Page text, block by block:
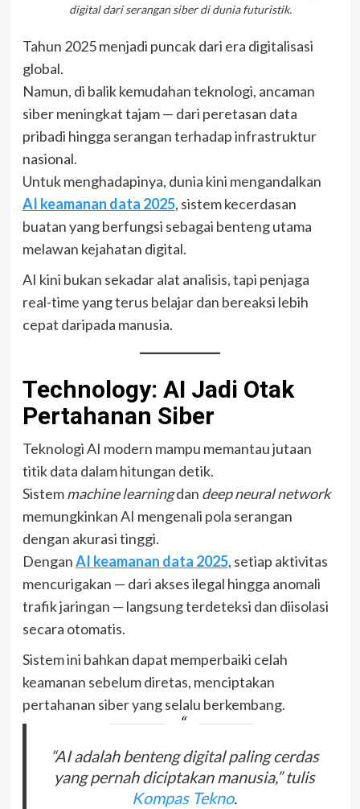
digital dari serangan siber di dunia futuristik.
Tahun 2025 menjadi puncak dari era digitalisasi
global.
Namun, di balik kemudahan teknologi, ancaman
siber meningkat tajam — dari peretasan data
pribadi hingga serangan terhadap infrastruktur
nasional.
Untuk menghadapinya, dunia kini mengandalkan
AI keamanan data 2025, sistem kecerdasan
buatan yang berfungsi sebagai benteng utama
melawan kejahatan digital.
AI kini bukan sekadar alat analisis, tapi penjaga
real-time yang terus belajar dan bereaksi lebih
cepat daripada manusia.
Technology: AI Jadi Otak
Pertahanan Siber
Teknologi AI modern mampu memantau jutaan
titik data dalam hitungan detik.
Sistemmachine learningdan deep neural network
memungkinkan AI mengenali pola serangan
dengan akurasi tinggi.
DenganAI keamanan data 2025, setiap aktivitas
mencurigakan — dari akses ilegal hingga anomali
trafik jaringan — langsung terdeteksi dan diisolasi
secara otomatis.
Sistem ini bahkan dapat memperbaiki celah
keamanan sebelum diretas, menciptakan
pertahanan siber yang selalu berkembang.
“AI adalah benteng digital paling cerdas
yang pernah diciptakan manusia,” tulis
Kompas Tekno.